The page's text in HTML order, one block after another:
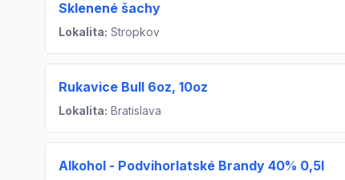
Sklenené šachy
Lokalita: Stropkov
Rukavice Bull 6oz, 10oz
Lokalita: Bratislava
Alkohol - Podvihorlatské Brandy 40% 0,5l